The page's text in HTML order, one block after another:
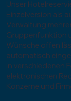
Unser
Einzelversion als
Verwaltung
Gruppenfunktion
Wünsche offen
automatisch
in verschiedenen
elektronischen
Konzerne und